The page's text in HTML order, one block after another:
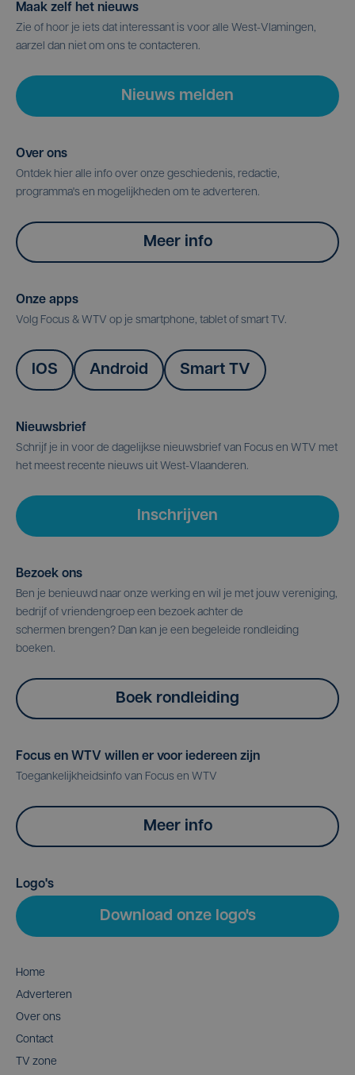
Maak zelf het nieuws
Zie of hoor je iets dat interessant is voor alle West-Vlamingen,
aarzel dan niet om ons te contacteren.
Nieuws melden
Over ons
Ontdek hier alle info over onze geschiedenis, redactie,
programma's en mogelijkheden om te adverteren.
Meer info
Onze apps
Volg Focus & WTV op je smartphone, tablet of smart TV.
IOS Android Smart TV
Nieuwsbrief
Schrijf je in voor de dagelijkse nieuwsbrief van Focus en WTV met
het meest recente nieuws uit West-Vlaanderen.
Inschrijven
Bezoek ons
Ben je benieuwd naar onze werking en wil je met jouw vereniging,
bedrijf of vriendengroep een bezoek achter de
schermen brengen? Dan kan je een begeleide rondleiding
boeken.
Boek rondleiding
Focus en WTV willen er voor iedereen zijn
Toegankelijkheidsinfo van Focus en WTV
Meer info
Logo's
Download onze logo's
Home
Adverteren
Over ons
Contact
TV zone